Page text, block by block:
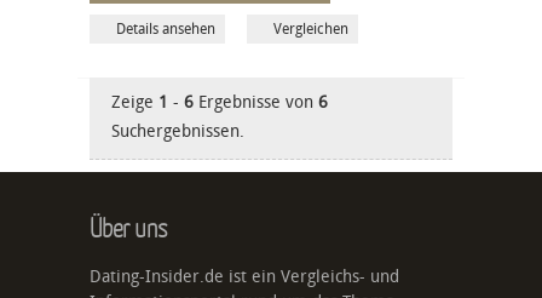
Details ansehen Vergleichen
Zeige 1 - 6 Ergebnisse von 6
Suchergebnissen.
Über uns
Dating-Insider.de ist ein Vergleichs- und